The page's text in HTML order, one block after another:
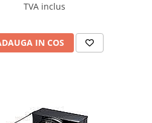
TVA inclus
IN COS